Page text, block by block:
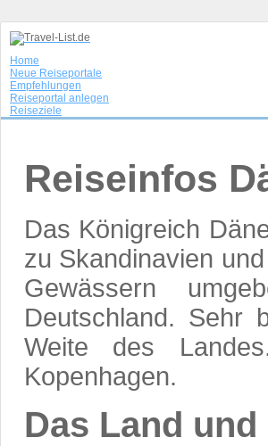
Home
Neue Reiseportale
Empfehlungen
Reiseportal anlegen
Reiseziele
Reiseinfos
Das Königreich
zu Skandinavien
Gewässern
Deutschland. Sehr
Weite des
Kopenhagen.
Das Land